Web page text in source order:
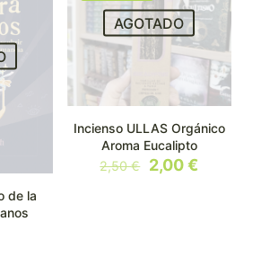
de la
AGOTADO
Incienso ULLAS Orgánico
Aroma Eucalipto
2,50€
El
2,00€